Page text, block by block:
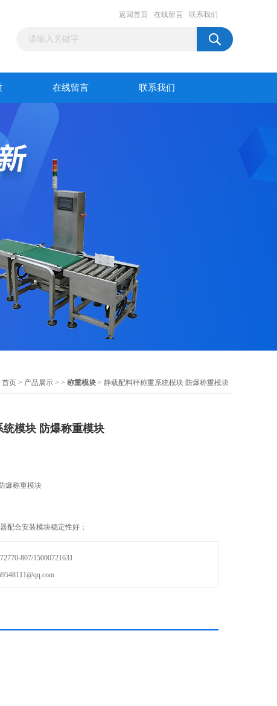
返回首页 在线留言 联系我们
在线留言 联系我们
首页 > 产品展示 > > 称重模块 > 静载配料秤称重系统模块 防爆称重模块
模块 防爆称重模块
爆称重模块
配合安装模块稳定性好；
料之存量控制管理；
3组或4组传感器；
807/15000721631